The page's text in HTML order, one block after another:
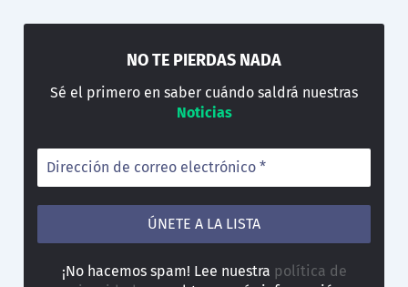
NO TE PIERDAS NADA
Sé el primero en saber cuándo saldrá nuestras
Noticias
¡No hacemos spam! Lee nuestra política de